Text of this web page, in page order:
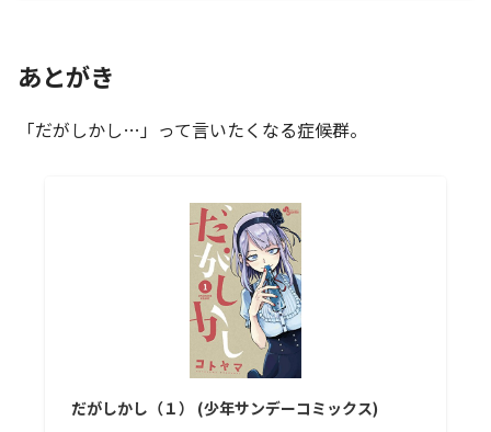
あとがき
「だがしかし…」って言いたくなる症候群。
だがしかし（１） (少年サンデーコミックス)